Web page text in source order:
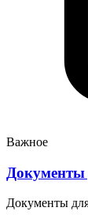
Важное
Документы
Документы